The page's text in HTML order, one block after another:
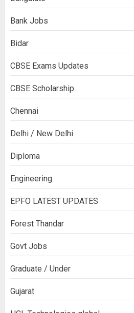
Bank Jobs
Bidar
CBSE Exams Updates
CBSE Scholarship
Chennai
Delhi / New Delhi
Diploma
Engineering
EPFO LATEST UPDATES
Forest Thandar
Govt Jobs
Graduate / Under
Gujarat